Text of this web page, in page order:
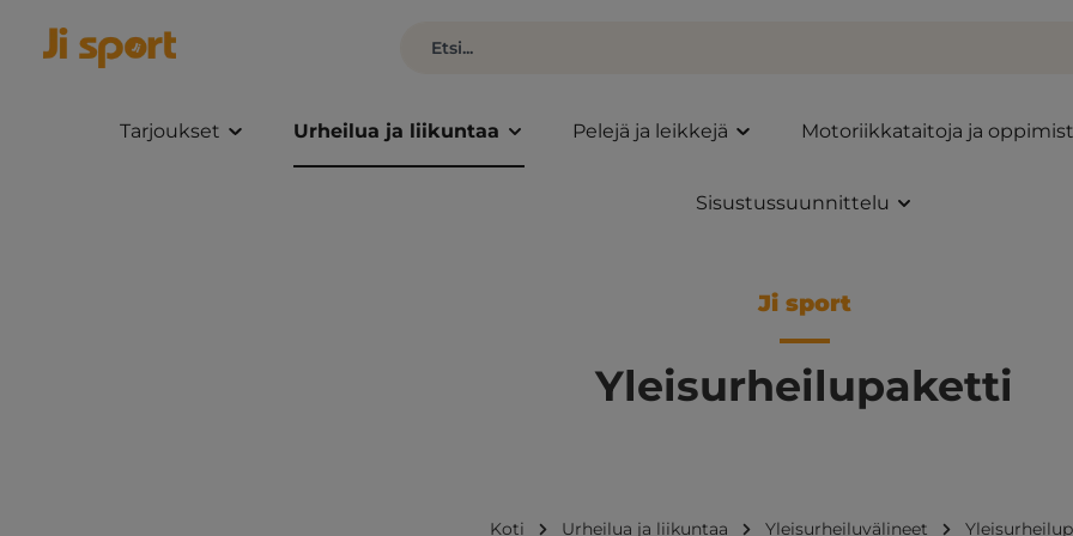
Tarjoukset Urheilua ja liikuntaa Pelejä ja leikkejä Motoriikkataitoja ja
Sisustussuunnittelu
Ji sport
Yleisurheilupaketti
Koti Urheilua ja liikuntaa Yleisurheiluvälineet